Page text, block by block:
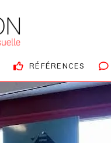
RÉFÉRENCES